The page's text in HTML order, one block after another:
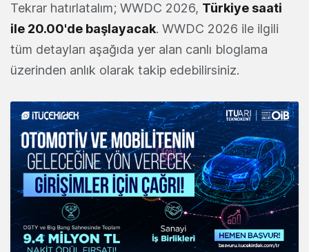
Tekrar hatırlatalım; WWDC 2026, Türkiye saati
ile 20.00'de başlayacak. WWDC 2026 ile ilgili
tüm detayları aşağıda yer alan canlı bloglama
üzerinden anlık olarak takip edebilirsiniz.